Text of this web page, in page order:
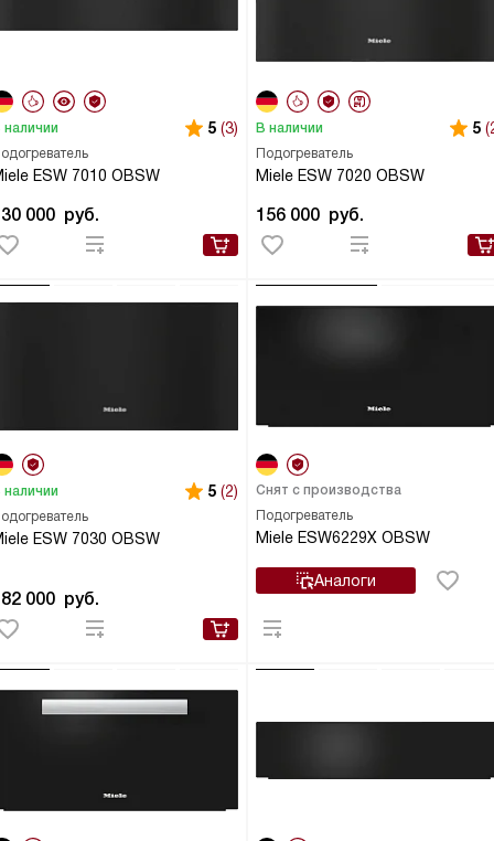
ESW 7010 OBSW
наличии 5 (3)
000 руб.
Подогреватель
Miele ESW 7020 OBSW
В наличии 5
156 000 руб.
ESW 7030 OBSW
наличии 5 (2)
000 руб.
Подогреватель
Miele ESW6229X OBSW
Снят с производства
Аналоги